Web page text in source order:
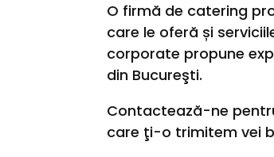
O firmă de catering
care le oferă și
corporate propune
din Bucureşti.
Contactează-ne
care ţi-o trimitem vei